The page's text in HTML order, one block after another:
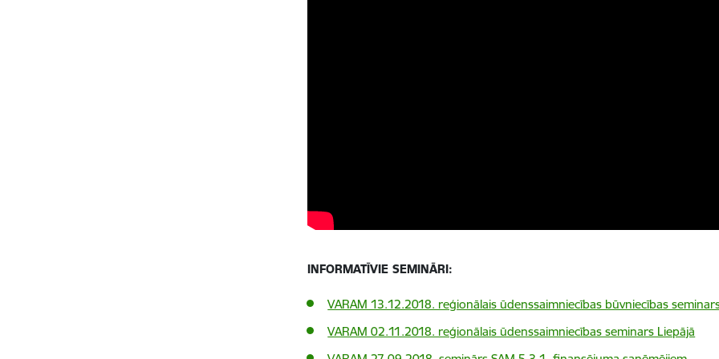
INFORMATĪVIE SEMINĀRI:
VARAM 13.12.2018. reģionālais ūdenssaimniecības būvniecības
VARAM 02.11.2018. reģionālais ūdenssaimniecības seminars Liepājā